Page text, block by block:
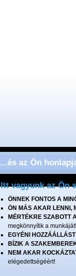
...és az Ön
Itt vagyunk az Ön
ÖNNEK FONTOS A
ÖN MÁS AKAR LENNI,
MÉRTÉKRE SZABOTT
megkönnyítik a munkáját!
EGYÉNI
BÍZIK A
NEM AKAR
elégedettségéért!